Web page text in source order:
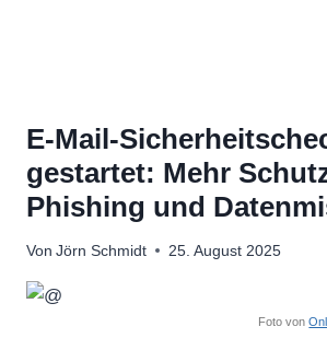
E-Mail-
gestartet: Mehr
Phishing und
Von Jörn Schmidt 25. August 2025
Foto von